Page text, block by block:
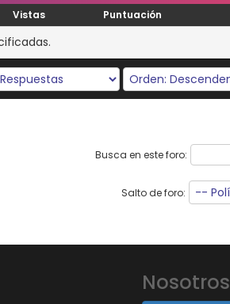
Vistas Puntuación
Busca en este foro:
Salto de foro:
Nosotros